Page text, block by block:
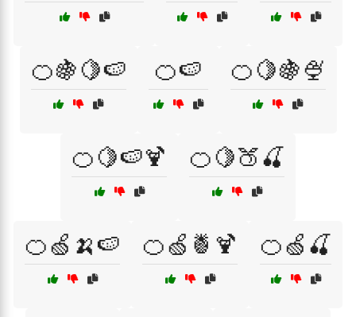
🍊🍇🍋🍉 🍊🍉 🍊🍋🍇🍨
🍊🍋🍉🍹 🍊🍋🍑🍒
🍊🍏🍌🍉 🍊🍏🍍🍹 🍊🍏🍒